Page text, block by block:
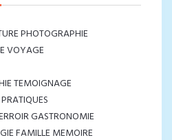
PHOTOGRAPHIE
VOYAGE
TEMOIGNAGE
GASTRONOMIE
FAMILLE MEMOIRE